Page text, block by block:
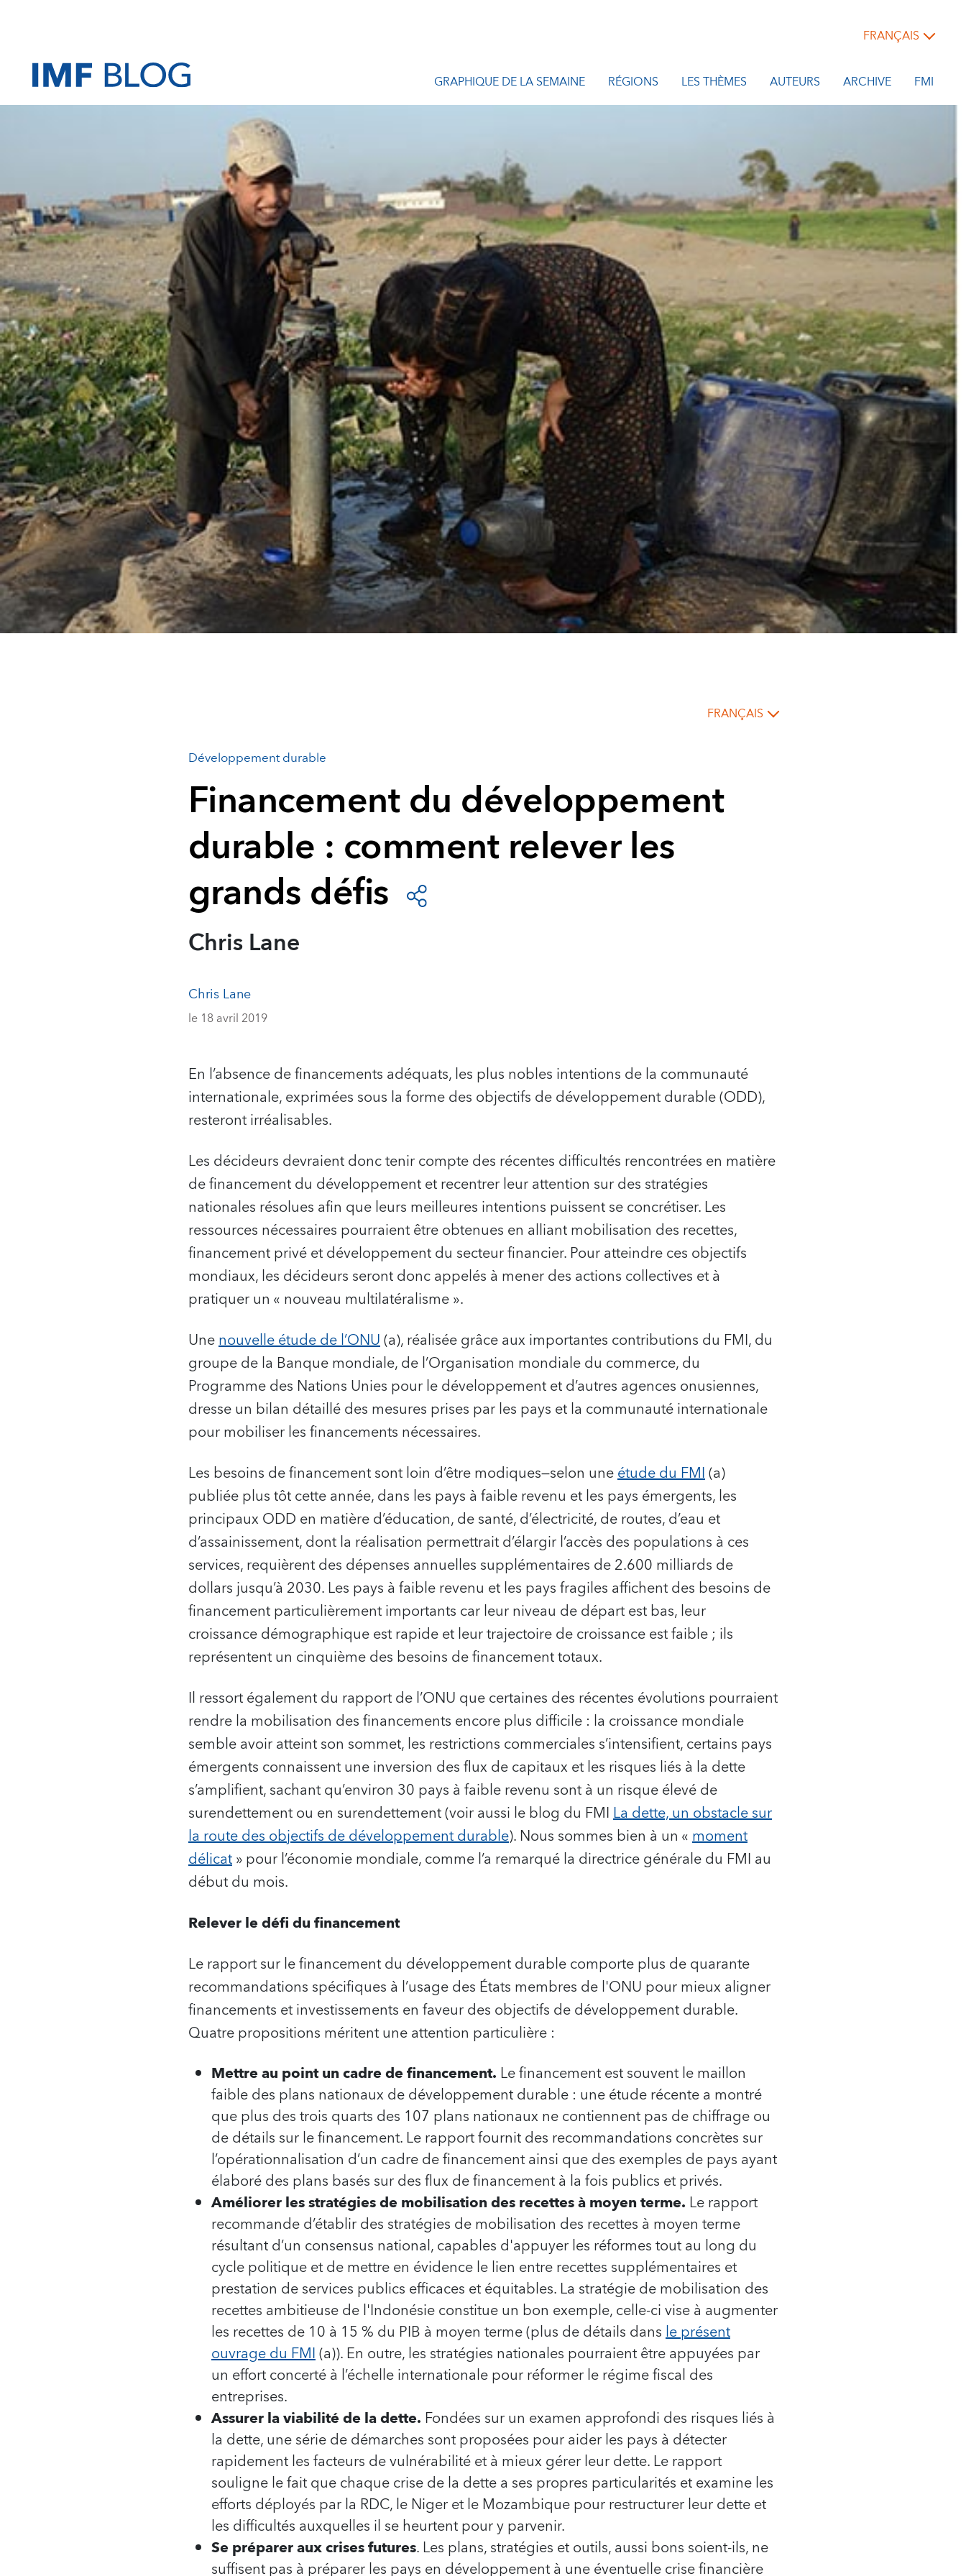
FRANÇAIS
GRAPHIQUE DE LA SEMAINE RÉGIONS LES THÈMES AUTEURS ARCHIVE FMI
FRANÇAIS
Développement durable
Financement du développement
durable : comment relever les
grands défis
Chris Lane
Chris Lane
le 18 avril 2019
En l’absence de financements adéquats, les plus nobles intentions de la communauté
internationale, exprimées sous la forme des objectifs de développement durable (ODD),
resteront irréalisables.
Les décideurs devraient donc tenir compte des récentes difficultés rencontrées en matière
de financement du développement et recentrer leur attention sur des stratégies
nationales résolues afin que leurs meilleures intentions puissent se concrétiser. Les
ressources nécessaires pourraient être obtenues en alliant mobilisation des recettes,
financement privé et développement du secteur financier. Pour atteindre ces objectifs
mondiaux, les décideurs seront donc appelés à mener des actions collectives et à
pratiquer un « nouveau multilatéralisme ».
Unenouvelle étude de l’ONU(a), réalisée grâce aux importantes contributions du FMI, du
groupe de la Banque mondiale, de l’Organisation mondiale du commerce, du
Programme des Nations Unies pour le développement et d’autres agences onusiennes,
dresse un bilan détaillé des mesures prises par les pays et la communauté internationale
pour mobiliser les financements nécessaires.
Les besoins de financement sont loin d’être modiques—selon uneétude du FMI(a)
publiée plus tôt cette année, dans les pays à faible revenu et les pays émergents, les
principaux ODD en matière d’éducation, de santé, d’électricité, de routes, d’eau et
d’assainissement, dont la réalisation permettrait d’élargir l’accès des populations à ces
services, requièrent des dépenses annuelles supplémentaires de 2.600 milliards de
dollars jusqu’à 2030. Les pays à faible revenu et les pays fragiles affichent des besoins de
financement particulièrement importants car leur niveau de départ est bas, leur
croissance démographique est rapide et leur trajectoire de croissance est faible ; ils
représentent un cinquième des besoins de financement totaux.
Il ressort également du rapport de l’ONU que certaines des récentes évolutions pourraient
rendre la mobilisation des financements encore plus difficile : la croissance mondiale
semble avoir atteint son sommet, les restrictions commerciales s’intensifient, certains pays
émergents connaissent une inversion des flux de capitaux et les risques liés à la dette
s’amplifient, sachant qu’environ 30 pays à faible revenu sont à un risque élevé de
surendettement ou en surendettement (voir aussi le blog du FMILa dette, un obstacle sur
la route des objectifs de développement durable). Nous sommes bien à un «moment
délicat» pour l’économie mondiale, comme l’a remarqué la directrice générale du FMI au
début du mois.
Relever le défi du financement
Le rapport sur le financement du développement durable comporte plus de quarante
recommandations spécifiques à l’usage des États membres de l'ONU pour mieux aligner
financements et investissements en faveur des objectifs de développement durable.
Quatre propositions méritent une attention particulière :
Mettre au point un cadre de financement. Le financement est souvent le maillon
faible des plans nationaux de développement durable : une étude récente a montré
que plus des trois quarts des 107 plans nationaux ne contiennent pas de chiffrage ou
de détails sur le financement. Le rapport fournit des recommandations concrètes sur
l’opérationnalisation d’un cadre de financement ainsi que des exemples de pays ayant
élaboré des plans basés sur des flux de financement à la fois publics et privés.
Améliorer les stratégies de mobilisation des recettes à moyen terme. Le rapport
recommande d’établir des stratégies de mobilisation des recettes à moyen terme
résultant d’un consensus national, capables d'appuyer les réformes tout au long du
cycle politique et de mettre en évidence le lien entre recettes supplémentaires et
prestation de services publics efficaces et équitables. La stratégie de mobilisation des
recettes ambitieuse de l'Indonésie constitue un bon exemple, celle-ci vise à augmenter
les recettes de 10 à 15 % du PIB à moyen terme (plus de détails dansle présent
ouvrage du FMI(a)). En outre, les stratégies nationales pourraient être appuyées par
un effort concerté à l’échelle internationale pour réformer le régime fiscal des
entreprises.
Assurer la viabilité de la dette. Fondées sur un examen approfondi des risques liés à
la dette, une série de démarches sont proposées pour aider les pays à détecter
rapidement les facteurs de vulnérabilité et à mieux gérer leur dette. Le rapport
souligne le fait que chaque crise de la dette a ses propres particularités et examine les
efforts déployés par la RDC, le Niger et le Mozambique pour restructurer leur dette et
les difficultés auxquelles il se heurtent pour y parvenir.
Se préparer aux crises futures. Les plans, stratégies et outils, aussi bons soient-ils, ne
suffisent pas à préparer les pays en développement à une éventuelle crise financière